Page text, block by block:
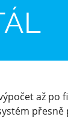
až po
přesně